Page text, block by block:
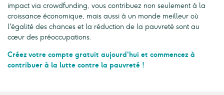
impact via crowdfunding, vous contribuez non seulement à la
croissance économique, mais aussi à un monde meilleur où
l'égalité des chances et la réduction de la pauvreté sont au
cœur des préoccupations.
Créez votre compte gratuit aujourd'hui et commencez à
contribuer à la lutte contre la pauvreté !